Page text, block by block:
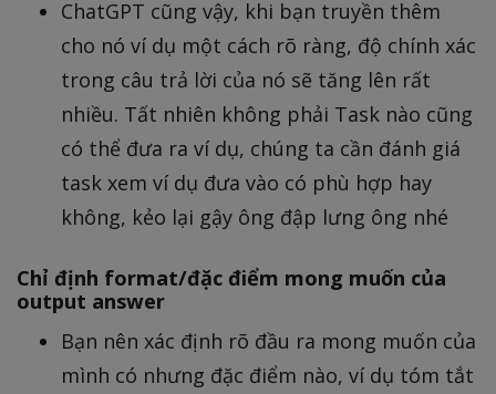
ChatGPT cũng vậy, khi bạn truyền thêm
cho nó ví dụ một cách rõ ràng, độ chính xác
trong câu trả lời của nó sẽ tăng lên rất
nhiều. Tất nhiên không phải Task nào cũng
có thể đưa ra ví dụ, chúng ta cần đánh giá
task xem ví dụ đưa vào có phù hợp hay
không, kẻo lại gậy ông đập lưng ông nhé
Chỉ định format/đặc điểm mong muốn của
output answer
Bạn nên xác định rõ đầu ra mong muốn của
mình có nhưng đặc điểm nào, ví dụ tóm tắt